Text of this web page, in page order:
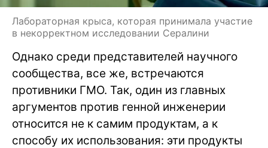
Лабораторная крыса, которая принимала участие
в некорректном исследовании Сералини
Однако среди представителей научного
сообщества, все же, встречаются
противники ГМО. Так, один из главных
аргументов против генной инженерии
относится не к самим продуктам, а к
способу их использования: эти продукты